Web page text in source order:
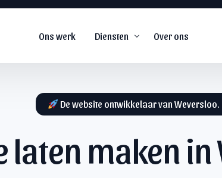
Ons werk Diensten
De#1 web agency
snel groeiende
Over ons
De website ontwikkelaar van Weversloo.
laten maken in